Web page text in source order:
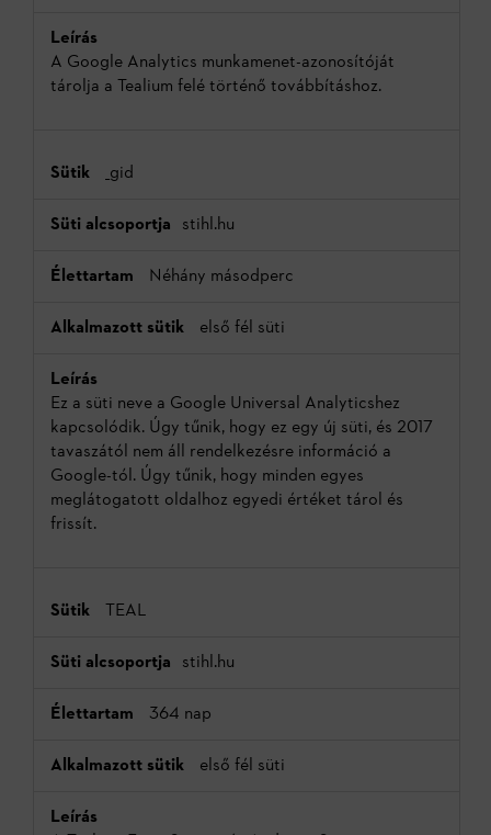
A Google Analytics munkamenet-azonosítóját
tárolja a Tealium felé történő továbbításhoz.
_gid
stihl.hu
Néhány másodperc
első fél süti
Ez a süti neve a Google Universal Analyticshez
kapcsolódik. Úgy tűnik, hogy ez egy új süti, és 2017
tavaszától nem áll rendelkezésre információ a
Google-tól. Úgy tűnik, hogy minden egyes
meglátogatott oldalhoz egyedi értéket tárol és
frissít.
TEAL
stihl.hu
364 nap
első fél süti